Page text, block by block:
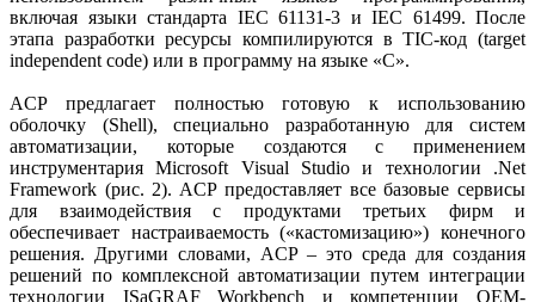
включая языки стандарта IEC 61131-3 и IEC 61499. После
этапа разработки ресурсы компилируются в TIC-код (target
independent code) или в программу на языке «C».
ACP предлагает полностью готовую к использованию
оболочку (Shell), специально разработанную для систем
автоматизации, которые создаются с применением
инструментария Microsoft Visual Studio и технологии .Net
Framework (рис. 2). ACP предоставляет все базовые сервисы
для взаимодействия с продуктами третьих фирм и
обеспечивает настраиваемость («кастомизацию») конечного
решения. Другими словами, ACP – это среда для создания
решений по комплексной автоматизации путем интеграции
технологии ISaGRAF Workbench и компетенции OEM-